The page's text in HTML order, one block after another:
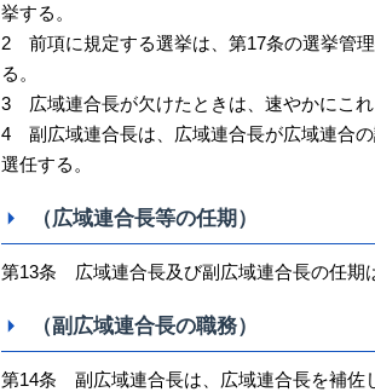
挙する。
2 前項に規定する選挙は、第17条の選挙管
る。
3 広域連合長が欠けたときは、速やかにこれ
4 副広域連合長は、広域連合長が広域連合
選任する。
（広域連合長等の任期）
第13条 広域連合長及び副広域連合長の任期
（副広域連合長の職務）
第14条 副広域連合長は、広域連合長を補佐